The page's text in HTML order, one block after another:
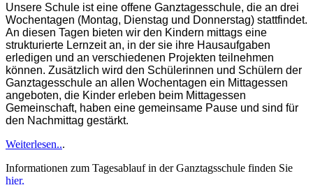
Unsere Schule ist eine offene Ganztagesschule, die an drei
Wochentagen (Montag, Dienstag und Donnerstag) stattfindet.
An diesen Tagen bieten wir den Kindern mittags eine
strukturierte Lernzeit an, in der sie ihre Hausaufgaben
erledigen und an verschiedenen Projekten teilnehmen
können. Zusätzlich wird den Schülerinnen und Schülern der
Ganztagesschule an allen Wochentagen ein Mittagessen
angeboten, die Kinder erleben beim Mittagessen
Gemeinschaft, haben eine gemeinsame Pause und sind für
den Nachmittag gestärkt.
Weiterlesen...
Informationen zum Tagesablauf in der Ganztagsschule finden Sie
hier.